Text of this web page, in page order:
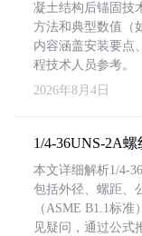
凝土结构后锚固技
方法和典型数值（
内容涵盖安装要点
程技术人员参考。
2026年8月4日
1/4-36UNS-2A
本文详细解析1/4-
包括外径、螺距、
（ASME B1.1标
见疑问，通过公式